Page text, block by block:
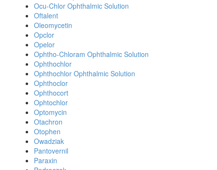
Ocu-Chlor Ophthalmic Solution
Oftalent
Oleomycetin
Opclor
Opelor
Ophtho-Chloram Ophthalmic Solution
Ophthochlor
Ophthochlor Ophthalmic Solution
Ophthoclor
Ophthocort
Ophtochlor
Optomycin
Otachron
Otophen
Owadziak
Pantovernil
Paraxin